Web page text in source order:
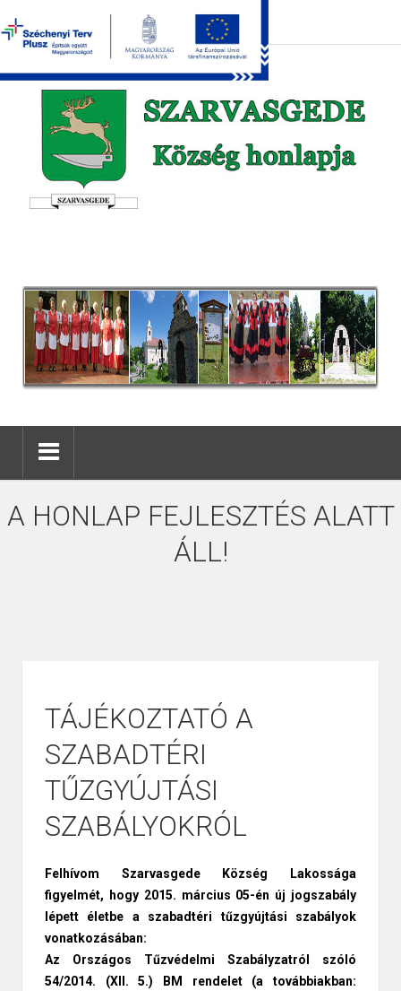
A HONLAP FEJLESZTÉS ALATT
ÁLL!
TÁJÉKOZTATÓ A
SZABADTÉRI
TŰZGYÚJTÁSI
SZABÁLYOKRÓL
Felhívom Szarvasgede Község Lakossága
figyelmét, hogy 2015. március 05-én új jogszabály
lépett életbe a szabadtéri tűzgyújtási szabályok
vonatkozásában:
Az Országos Tűzvédelmi Szabályzatról szóló
54/2014. (XII. 5.) BM rendelet (a továbbiakban: